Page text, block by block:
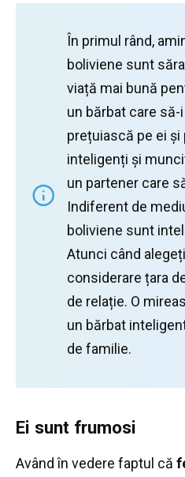
În primul rând,
boliviene sunt
viață mai bună
un bărbat care
prețuiască pe ei și
inteligenți și
un partener care
Indiferent de
boliviene sunt
Atunci când
considerare țara
de relație. O
un bărbat
de familie.
Ei sunt frumosi
Având în vedere faptul că